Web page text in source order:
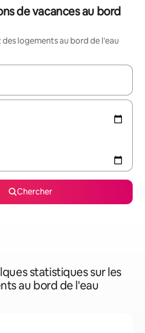
de vacances au bord
logements au bord de l'eau
affichés, parcourez-les en utilisant
Chercher
statistiques sur les
au bord de l'eau